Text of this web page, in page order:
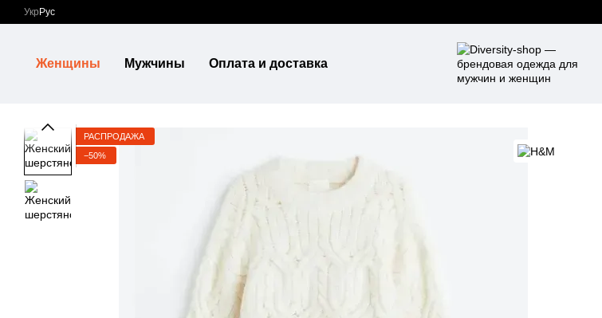
Перейти к основному контенту
Укр Рус
Женщины Мужчины Оплата и доставка
РАСПРОДАЖА
−50%